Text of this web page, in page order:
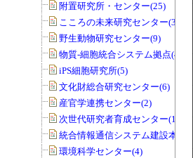
附置研究所・センター(25)
こころの未来研究センター(33)
野生動物研究センター(9)
物質-細胞統合システム拠点(40)
iPS細胞研究所(5)
文化財総合研究センター(6)
産官学連携センター(2)
次世代研究者育成センター(1)
統合情報通信システム建設本部(1)
環境科学センター(4)